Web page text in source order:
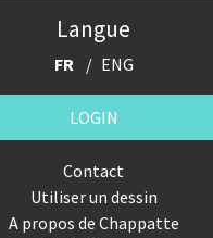
Langue
FR ENG
LOGIN
Contact
Utiliser un dessin
A propos de Chappatte